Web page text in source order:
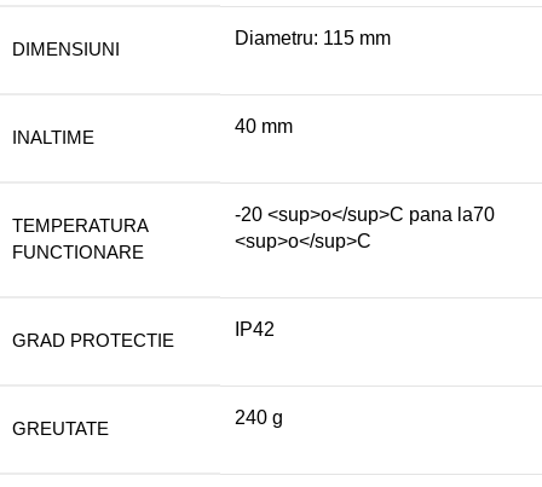
DIMENSIUNI
Diametru: 115 mm
INALTIME
40 mm
TEMPERATURA
FUNCTIONARE
-20 <sup>o</sup>C pana la70
<sup>o</sup>C
GRAD PROTECTIE
IP42
GREUTATE
240 g